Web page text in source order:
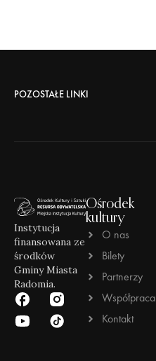
POZOSTAŁE LINKI
Instytucja
finansowana ze
środków
Gminy Miasta
Radomia.
Ośrodek
kultury
O nas
Bilety
Partnerzy
Współpraca
Kontakt